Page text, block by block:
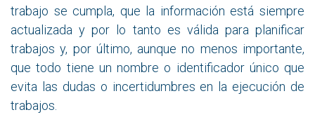
trabajo se cumpla, que la información está siempre
actualizada y por lo tanto es válida para planificar
trabajos y, por último, aunque no menos importante,
que todo tiene un nombre o identificador único que
evita las dudas o incertidumbres en la ejecución de
trabajos.